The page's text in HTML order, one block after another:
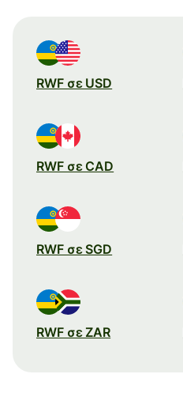
RWF σε USD
RWF σε CAD
RWF σε SGD
RWF σε ZAR